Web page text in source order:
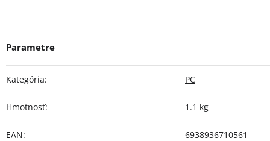
Kategória: PC
Hmotnosť: 1.1 kg
EAN: 6938936710561